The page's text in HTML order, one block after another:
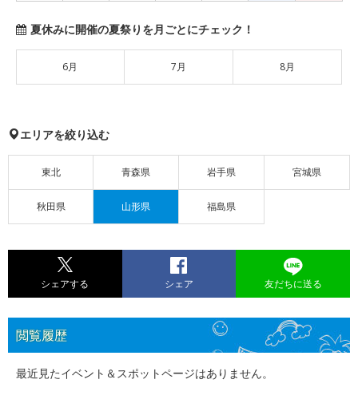
夏休みに開催の夏祭りを月ごとにチェック！
6月 7月 8月
エリアを絞り込む
東北 青森県 岩手県 宮城県
秋田県 山形県 福島県
シェアする シェア 友だちに送る
閲覧履歴
最近見たイベント＆スポットページはありません。